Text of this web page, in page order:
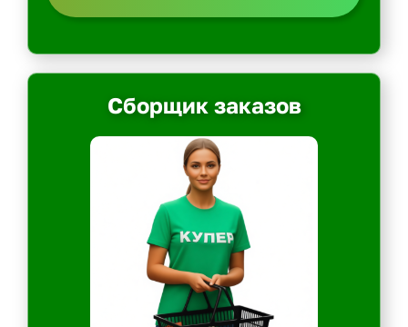
Сборщик заказов